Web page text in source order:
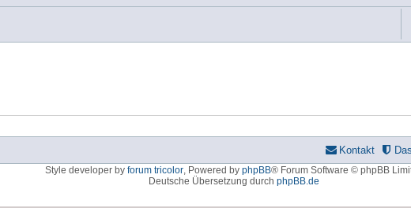
Kontakt
Style developer by forum tricolor, Powered by phpBB® Forum Software © phpBB
Deutsche Übersetzung durch phpBB.de